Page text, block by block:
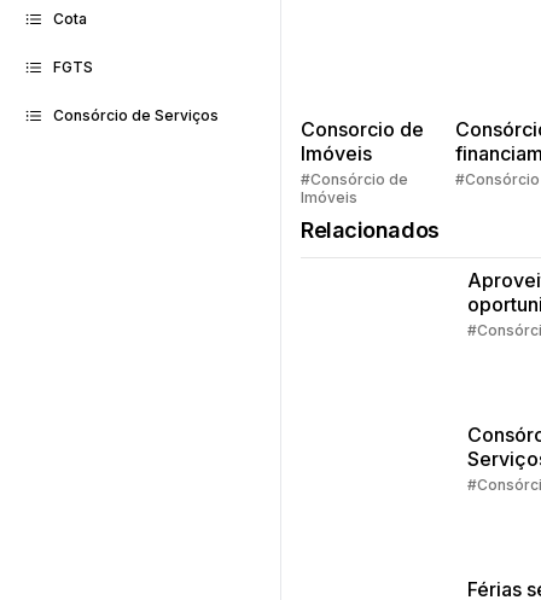
Cota
FGTS
Consórcio de Serviços
Consorcio de
Imóveis
#Consórcio de
Imóveis
Quem
#Consórcio
Relacionados
da
Férias